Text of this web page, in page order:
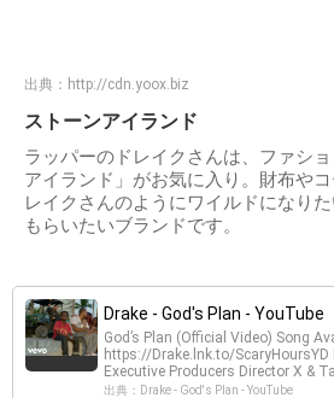
出典： http://cdn.yoox.biz
ストーンアイランド
ラッパーのドレイクさんは、ファシ
アイランド」がお気に入り。財布や
レイクさんのようにワイルドになり
もらいたいブランドです。
Drake - God's Plan - YouTube
God’s Plan (Official Video) Song
https://Drake.lnk.to/ScaryHoursYD
Executive Producers Director X &
出典：Drake - God's Plan - YouTube